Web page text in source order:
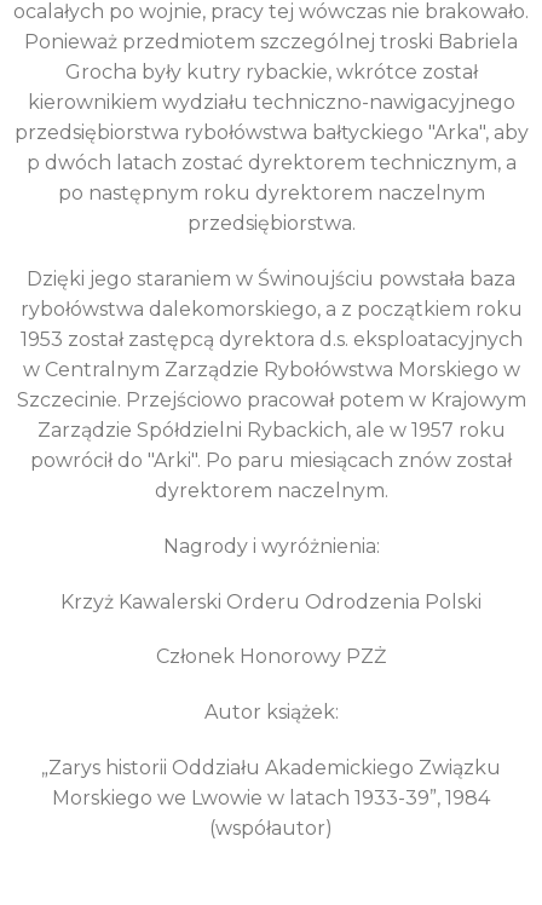
ocalałych po wojnie, pracy tej wówczas nie brakowało.
Ponieważ przedmiotem szczególnej troski Babriela
Grocha były kutry rybackie, wkrótce został
kierownikiem wydziału techniczno-nawigacyjnego
przedsiębiorstwa rybołówstwa bałtyckiego "Arka", aby
p dwóch latach zostać dyrektorem technicznym, a
po następnym roku dyrektorem naczelnym
przedsiębiorstwa.
Dzięki jego staraniem w Świnoujściu powstała baza
rybołówstwa dalekomorskiego, a z początkiem roku
1953 został zastępcą dyrektora d.s. eksploatacyjnych
w Centralnym Zarządzie Rybołówstwa Morskiego w
Szczecinie. Przejściowo pracował potem w Krajowym
Zarządzie Spółdzielni Rybackich, ale w 1957 roku
powrócił do "Arki". Po paru miesiącach znów został
dyrektorem naczelnym.
Nagrody i wyróżnienia:
Krzyż Kawalerski Orderu Odrodzenia Polski
Członek Honorowy PZŻ
Autor książek:
„Zarys historii Oddziału Akademickiego Związku
Morskiego we Lwowie w latach 1933-39”, 1984
(współautor)